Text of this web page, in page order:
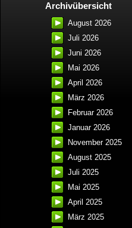
Archivübersicht
August 2026
Juli 2026
Juni 2026
Mai 2026
April 2026
März 2026
Februar 2026
Januar 2026
November 2025
August 2025
Juli 2025
Mai 2025
April 2025
März 2025